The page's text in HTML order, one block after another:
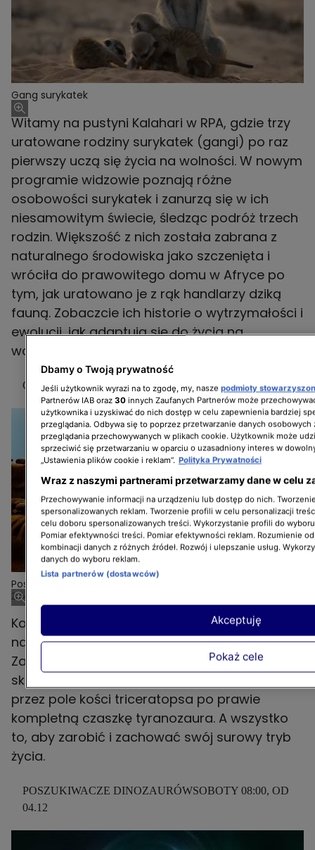
Gang surykatek
Witamy na pustyni Kalahari w RPA, gdzie trzy
uratowane rodziny surykatek (gangi) po raz
pierwszy uczą się życia na wolności. W nowym
programie widzowie poznają różne
osobowości surykatek i zanurzą się w ich
niesamowitym świecie, śledząc podróż trzech
rodzin. Większość z nich została zabrana z
naturalnego środowiska jako szczenięta i
wróciła do prawowitego domu w Afryce po
tym, jak uratowano je z rąk handlarzy dziką
fauną. Zobaczcie ich historie o wytrzymałości i
ewolucji, jak adaptują się do życia na
wolności, w „nowym” środowisku.
GANG SURYKATEK SOBOTY 07:00, OD 04.12
Poszukiwacze dinozaurów
Źródło zdjęcia: US KEY ART/ Thunder Distribution
Kowboje – tropiciele dinozaurów – powracają
na antenę Discovery Channel. Ruszają na
Zachód w poszukiwaniu prehistorycznych
skamieniałości – od skarbca kłów mamuta,
przez pole kości triceratopsa po prawie
kompletną czaszkę tyranozaura. A wszystko
to, aby zarobić i zachować swój surowy tryb
życia.
POSZUKIWACZE DINOZAURÓWSOBOTY 08:00, OD
04.12
Dbamy o Twoją prywatność
Jeśli użytkownik wyrazi na to zgodę, my, nasze podmioty
Partnerów IAB oraz 30 innych Zaufanych Partnerów może
użytkownika i uzyskiwać do nich dostęp w celu zapewnienia bardziej
przeglądania. Odbywa się to poprzez przetwarzanie danych osobowych
przeglądania przechowywanych w plikach cookie. Użytkownik może
sprzeciwić się przetwarzaniu w oparciu o uzasadniony interes w
„Ustawienia plików cookie i reklam”. Polityka Prywatności
Wraz z naszymi partnerami przetwarzamy dane w celu
Przechowywanie informacji na urządzeniu lub dostęp do nich.
spersonalizowanych reklam. Tworzenie profili w celu personalizacji
celu doboru spersonalizowanych treści. Wykorzystanie profili do
Pomiar efektywności treści. Pomiar efektywności reklam. Rozumienie
kombinacji danych z różnych źródeł. Rozwój i ulepszanie usług.
danych do wyboru reklam.
Lista partnerów (dostawców)
Pokaż cele
Akceptuję